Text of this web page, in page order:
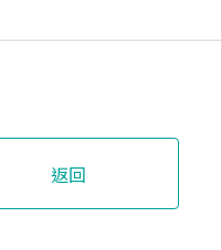
返回